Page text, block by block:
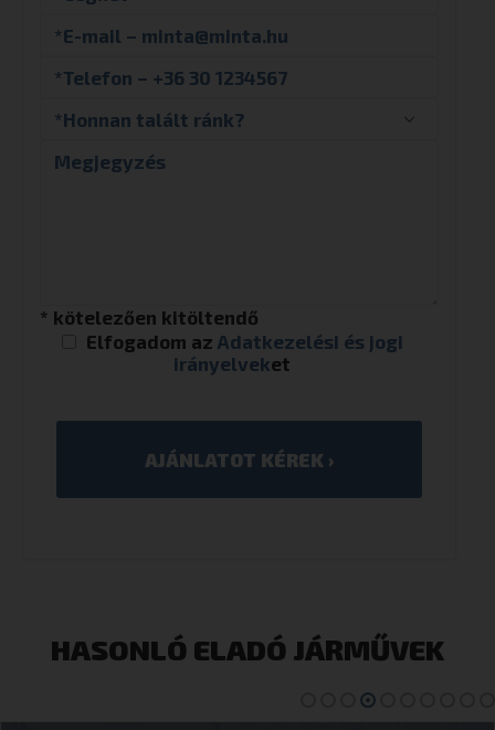
* kötelezően kitöltendő
Elfogadom az Adatkezelési és jogi
irányelveket
HASONLÓ ELADÓ JÁRMŰVEK